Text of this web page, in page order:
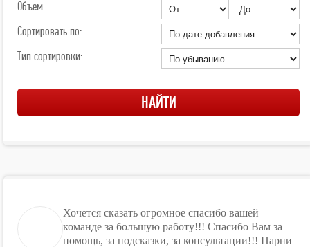
Объем
Сортировать по:
Тип сортировки:
Хочется сказать огромное спасибо вашей
команде за большую работу!!! Спасибо Вам за
помощь, за подсказки, за консультации!!! Парни